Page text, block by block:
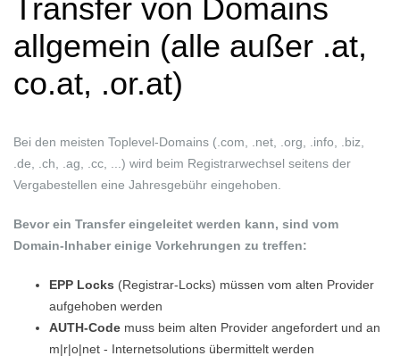
Transfer von Domains
allgemein (alle außer .at,
co.at, .or.at)
Bei den meisten Toplevel-Domains (.com, .net, .org, .info, .biz,
.de, .ch, .ag, .cc, ...) wird beim Registrarwechsel seitens der
Vergabestellen eine Jahresgebühr eingehoben.
Bevor ein Transfer eingeleitet werden kann, sind vom
Domain-Inhaber einige Vorkehrungen zu treffen:
EPP Locks (Registrar-Locks) müssen vom alten Provider
aufgehoben werden
AUTH-Code muss beim alten Provider angefordert und an
m|r|o|net - Internetsolutions übermittelt werden